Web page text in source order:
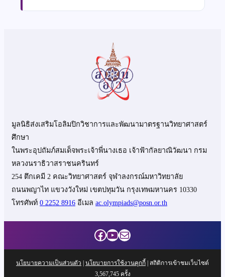
มูลนิธิส่งเสริมโอลิมปิกวิชาการและพัฒนามาตรฐานวิทยาศาสตร์
ศึกษา
ในพระอุปถัมภ์สมเด็จพระเจ้าพี่นางเธอ เจ้าฟ้ากัลยาณิวัฒนา กรม
หลวงนราธิวาสราชนครินทร์
254 ตึกเคมี 2 คณะวิทยาศาสตร์ จุฬาลงกรณ์มหาวิทยาลัย
ถนนพญาไท แขวงวังใหม่ เขตปทุมวัน กรุงเทพมหานคร 10330
โทรศัพท์ 0 2252 8916 อีเมล ac.olympiads@posn.or.th
Facebook
YouTube
Mail
นโยบายความเป็นส่วนตัว | นโยบายการใช้งานคุกกี้ | สถิติการเข้าชมเว็บไซต์
3,567,745ครั้ง